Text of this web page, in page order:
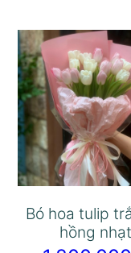
Bó hoa tulip
hồng nhạt